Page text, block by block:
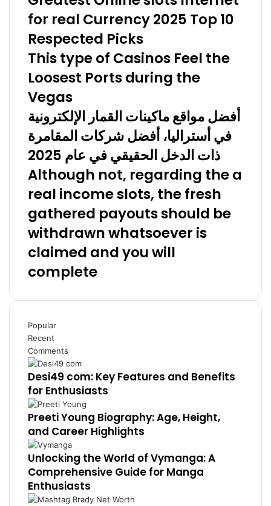
for real Currency 2025 Top 10
Respected Picks
This type of Casinos Feel the
Loosest Ports during the
Vegas
أفضل مواقع ماكينات القمار الإلكترونية
في أستراليا، أفضل شركات المقامرة
ذات الدخل الحقيقي في عام 2025
Although not, regarding the a
real income slots, the fresh
gathered payouts should be
withdrawn whatsoever is
claimed and you will
complete
Popular
Recent
Comments
Desi49 com: Key Features and Benefits
for Enthusiasts
Preeti Young Biography: Age, Height,
and Career Highlights
Unlocking the World of Vymanga: A
Comprehensive Guide for Manga
Enthusiasts